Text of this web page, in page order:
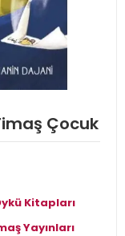
Çocuk
Kitapları
Yayınları